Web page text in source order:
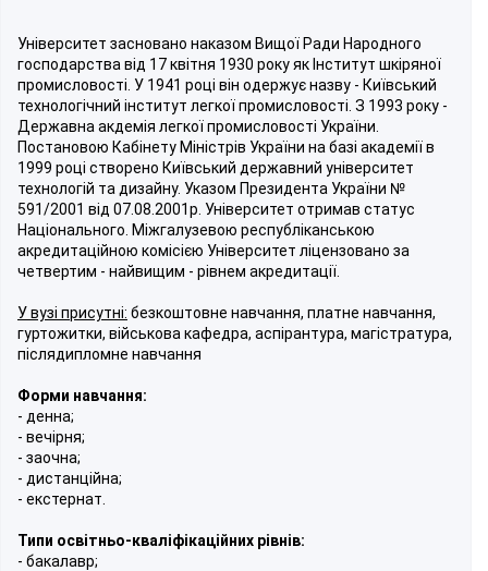
Університет засновано наказом Вищої Ради Народного
господарства від 17 квітня 1930 року як Інститут шкіряної
промисловості. У 1941 році він одержує назву - Київський
технологічний інститут легкої промисловості. З 1993 року -
Державна акдемія легкої промисловості України.
Постановою Кабінету Міністрів України на базі академії в
1999 році створено Київський державний університет
технологій та дизайну. Указом Президента України №
591/2001 від 07.08.2001р. Університет отримав статус
Національного. Міжгалузевою республіканською
акредитаційною комісією Університет ліцензовано за
четвертим - найвищим - рівнем акредитації.
У вузі присутні: безкоштовне навчання, платне навчання,
гуртожитки, військова кафедра, аспірантура, магістратура,
післядипломне навчання
Форми навчання:
- денна;
- вечірня;
- заочна;
- дистанційна;
- екстернат.
Типи освітньо-кваліфікаційних рівнів:
- бакалавр;